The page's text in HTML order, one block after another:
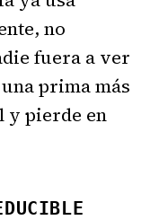
no
fuera a ver
prima más
y pierde en